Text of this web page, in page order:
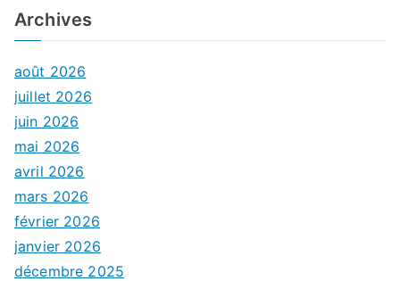
Archives
août 2026
juillet 2026
juin 2026
mai 2026
avril 2026
mars 2026
février 2026
janvier 2026
décembre 2025